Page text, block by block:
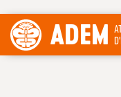
ADEM